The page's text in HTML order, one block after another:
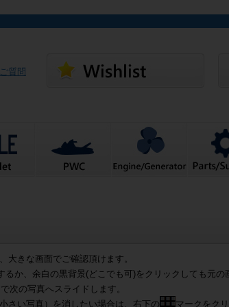
質問
大きな画面でご確認頂けます。
るか、余白の黒背景(どこでも可)をクリックしても元の
次の写真へスライドします。
さい写真）を消したい場合は、右下の
マークをク